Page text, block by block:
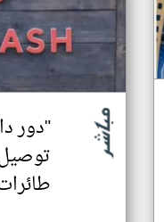
"دور